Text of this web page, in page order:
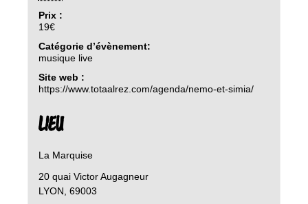
Prix :
19€
Catégorie d’évènement:
musique live
Site web :
https://www.totaalrez.com/agenda/nemo-et-simia/
LIEU
La Marquise
20 quai Victor Augagneur
LYON 69003